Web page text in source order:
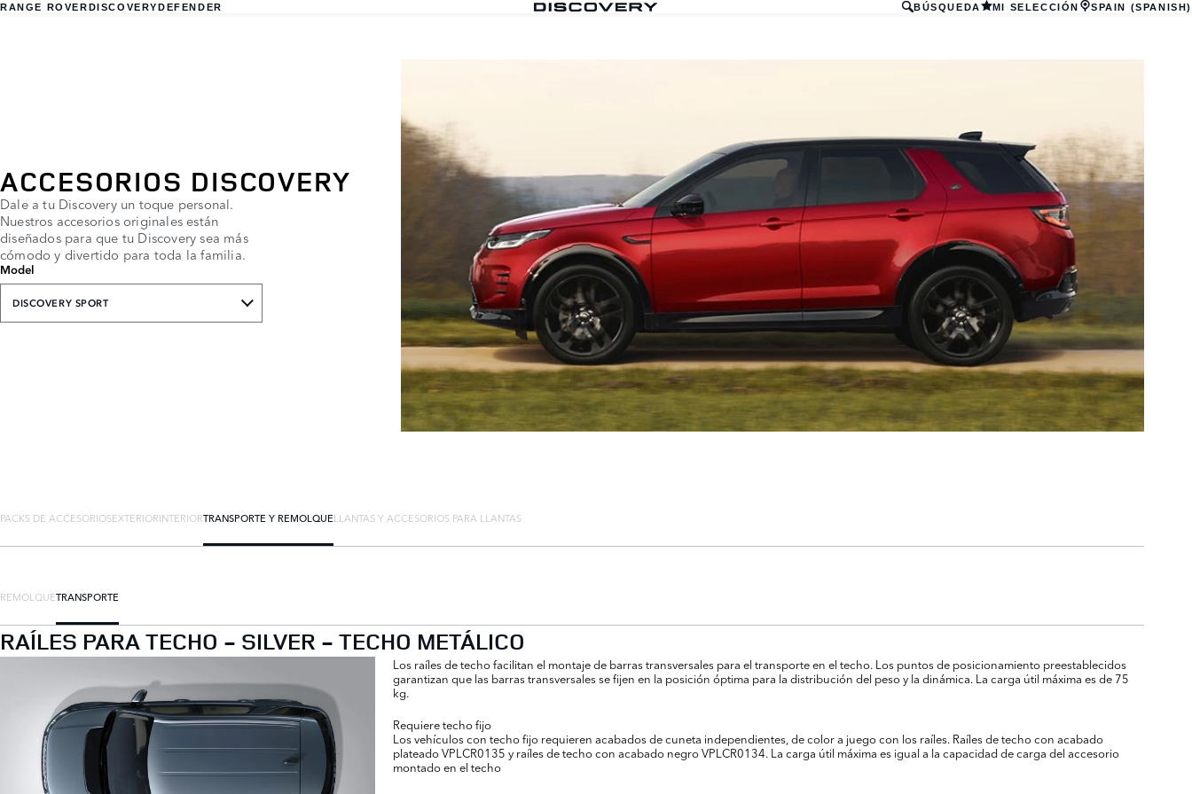
RANGE ROVERDISCOVERYDEFENDER BÚSQUEDA MI SELECCIÓN SPAIN (SPANISH)
ACCESORIOS DISCOVERY
Dale a tu Discovery un toque personal.
Nuestros accesorios originales están
diseñados para que tu Discovery sea más
cómodo y divertido para toda la familia.
Model
DISCOVERY SPORT
PACKS DE ACCESORIOSEXTERIORINTERIORTRANSPORTE Y REMOLQUELLANTAS Y ACCESORIOS PARA LLANTAS
REMOLQUETRANSPORTE
RAÍLES PARA TECHO - SILVER - TECHO METÁLICO
Los raíles de techo facilitan el montaje de barras transversales para el transporte en el techo. Los puntos de posicionamiento preestablecidos
garantizan que las barras transversales se fijen en la posición óptima para la distribución del peso y la dinámica. La carga útil máxima es de 75
kg.
Requiere techo fijo
Los vehículos con techo fijo requieren acabados de cuneta independientes, de color a juego con los raíles. Raíles de techo con acabado
plateado VPLCR0135 y raíles de techo con acabado negro VPLCR0134. La carga útil máxima es igual a la capacidad de carga del accesorio
montado en el techo